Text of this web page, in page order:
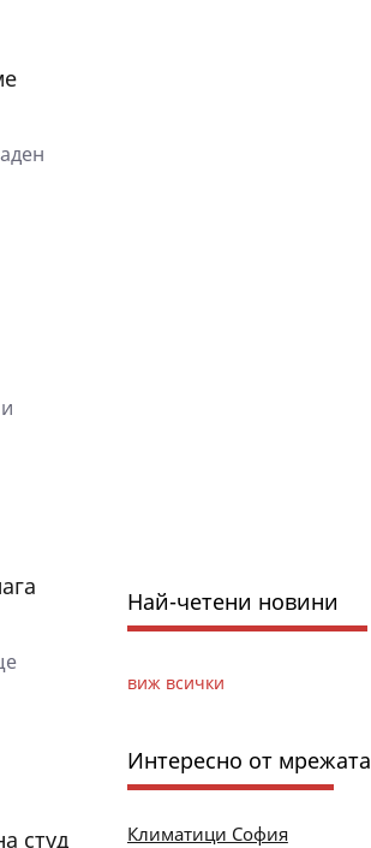
студ
Най-четени новини
виж всички
Интересно от мрежата
Климатици София